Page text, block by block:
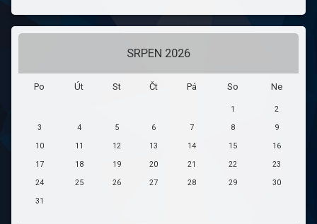
SRPEN 2026
Po Út St Čt Pá So Ne
1
2
3
4 5 6 7 8
9
10
11 12 13 14 15
16
17
18 19 20 21 22
23
24
25 26 27 28 29
30
31